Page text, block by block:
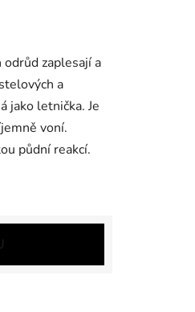
zaplesají a
a
jako letnička. Je
voní.
půdní reakcí.